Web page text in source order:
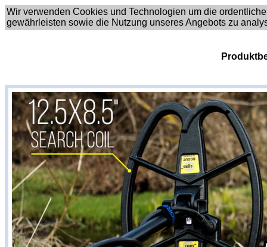
Wir verwenden Cookies und Technologien um die
gewährleisten sowie die Nutzung unseres Angebots zu